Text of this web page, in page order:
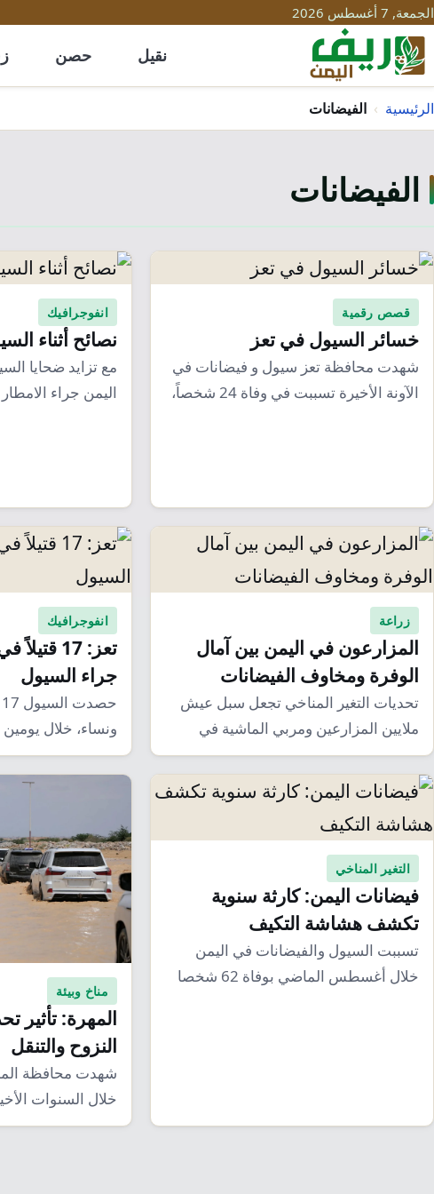
الجمعة, 7 أغسطس 2026
نقيل حصن
الرئيسية › الفيضانات
الفيضانات
قصص رقمية
خسائر السيول في تعز
شهدت محافظة تعز سيول و فيضانات في
الآونة الأخيرة تسببت في وفاة 24 شخصاً،
انفوجرافيك
نصائح أثناء
مع تزايد ضحايا
اليمن جراء
زراعة
المزارعون في اليمن بين آمال
الوفرة ومخاوف الفيضانات
تحديات التغير المناخي تجعل سبل عيش
ملايين المزارعين ومربي الماشية في
اليمن على حافة…
انفوجرافيك
تعز: 17
جراء السيول
ونساء، خلال
في مديريتي…
التغير المناخي
فيضانات اليمن: كارثة سنوية
تكشف هشاشة التكيف
تسببت السيول والفيضانات في اليمن
خلال أغسطس الماضي بوفاة 62 شخصا
مناخ وبيئة
المهرة: تأثير
النزوح والتنقل
شهدت محافظة
خلال السنوات
المخاطر المناخية